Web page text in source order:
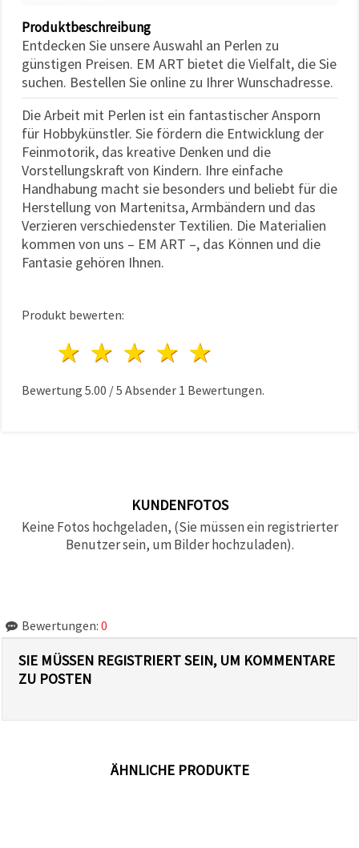
Produktbeschreibung
Entdecken Sie unsere Auswahl an Perlen zu
günstigen Preisen. EM ART bietet die Vielfalt, die Sie
suchen. Bestellen Sie online zu Ihrer Wunschadresse.
Die Arbeit mit Perlen ist ein fantastischer Ansporn
für Hobbykünstler. Sie fördern die Entwicklung der
Feinmotorik, das kreative Denken und die
Vorstellungskraft von Kindern. Ihre einfache
Handhabung macht sie besonders und beliebt für die
Herstellung von Martenitsa, Armbändern und das
Verzieren verschiedenster Textilien. Die Materialien
kommen von uns – EM ART –, das Können und die
Fantasie gehören Ihnen.
Produkt bewerten:
4 Sterne
3 Sterne
2 Sterne
1 Stern
Bewertung 5.00 /5 Absender 1 Bewertungen.
KUNDENFOTOS
Keine Fotos hochgeladen, (Sie müssen ein registrierter
Benutzer sein, um Bilder hochzuladen).
Bewertungen: 0
SIE MÜSSEN REGISTRIERT SEIN, UM KOMMENTARE
ZU POSTEN
ÄHNLICHE PRODUKTE